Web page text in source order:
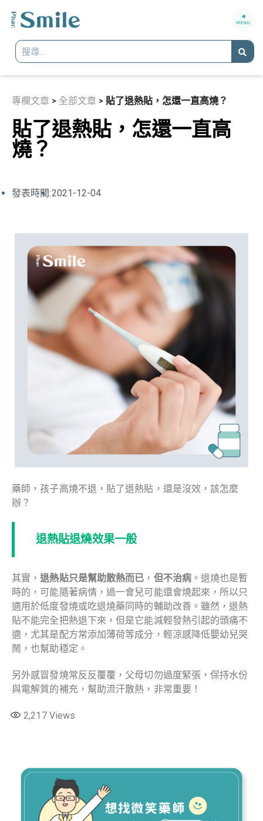
專欄文章 > 全部文章 > 貼了退熱貼，怎還一直高燒？
貼了退熱貼，怎還一直高
燒？
發表時間:2021-12-04
藥師，孩子高燒不退，貼了退熱貼，還是沒效，該怎麼
辦？
退熱貼退燒效果一般
其實，退熱貼只是幫助散熱而已 ， 但不治病。退燒也是暫
時的，可能隨著病情，過一會兒可能還會燒起來，所以只
適用於低度發燒或吃退燒藥同時的輔助改善。雖然，退熱
貼不能完全把熱退下來，但是它能減輕發熱引起的頭痛不
適，尤其是配方常添加薄荷等成分，輕涼感降低嬰幼兒哭
鬧，也幫助穩定。
另外感冒發燒常反反覆覆，父母切勿過度緊張，保持水份
與電解質的補充，幫助流汗散熱，非常重要！
2,217Views